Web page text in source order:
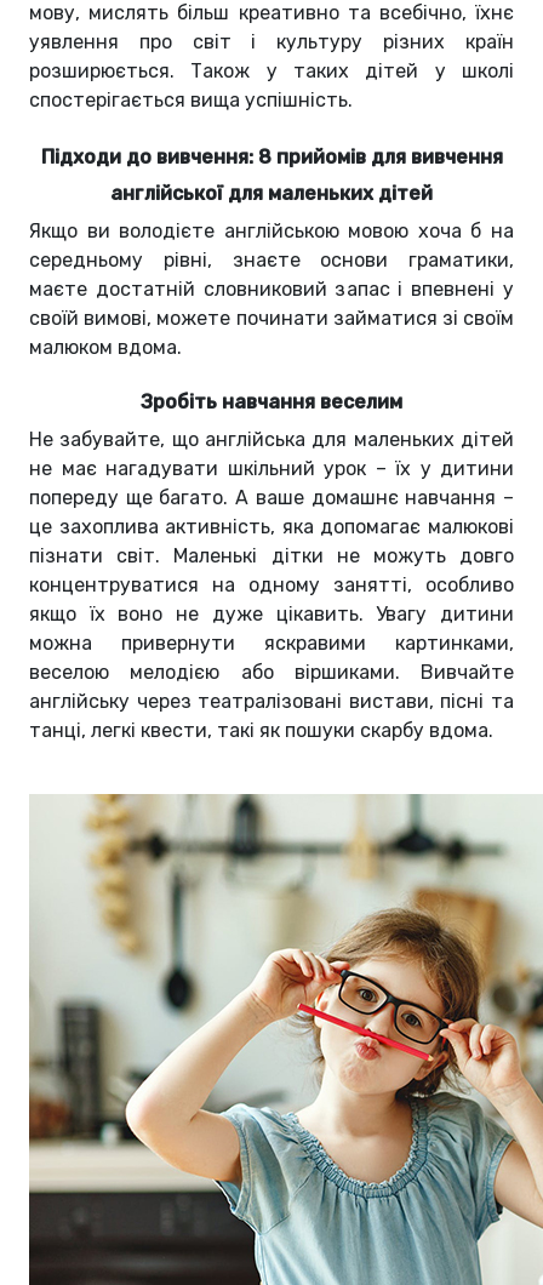
мову, мислять більш креативно та всебічно, їхнє
уявлення про світ і культуру різних країн
розширюється. Також у таких дітей у школі
спостерігається вища успішність.
Підходи до вивчення: 8 прийомів для вивчення
англійської для маленьких дітей
Якщо ви володієте англійською мовою хоча б на
середньому рівні, знаєте основи граматики,
маєте достатній словниковий запас і впевнені у
своїй вимові, можете починати займатися зі своїм
малюком вдома.
Зробіть навчання веселим
Не забувайте, що англійська для маленьких дітей
не має нагадувати шкільний урок – їх у дитини
попереду ще багато. А ваше домашнє навчання –
це захоплива активність, яка допомагає малюкові
пізнати світ. Маленькі дітки не можуть довго
концентруватися на одному занятті, особливо
якщо їх воно не дуже цікавить. Увагу дитини
можна привернути яскравими картинками,
веселою мелодією або віршиками. Вивчайте
англійську через театралізовані вистави, пісні та
танці, легкі квести, такі як пошуки скарбу вдома.